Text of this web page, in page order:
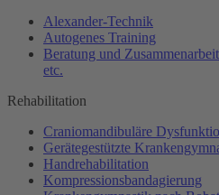
Alexander-Technik
Autogenes Training
Beratung und
etc.
Rehabilitation
Craniomandibuläre
Gerätegestützte
Handrehabilitation
Kompressionsbandagierung